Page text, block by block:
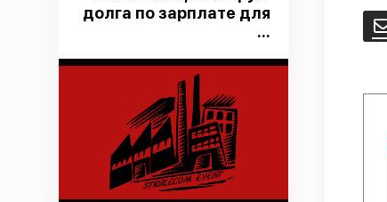
долга по зарплате для
...